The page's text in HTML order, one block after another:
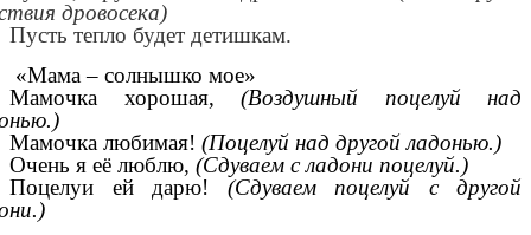
дровосека)
Пусть тепло будет детишкам.
«Мама – солнышко мое»
Мамочка хорошая, (Воздушный поцелуй над
Мамочка любимая! (Поцелуй над другой ладонью.)
Очень я её люблю, (Сдуваем с ладони поцелуй.)
Поцелуи ей дарю! (Сдуваем поцелуй с другой